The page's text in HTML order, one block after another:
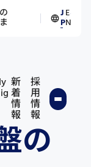
J
P／
E
N
新
着
情
報
採
用
情
報
の